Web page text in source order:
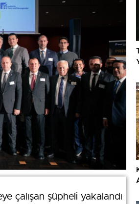
çalışan şüpheli yakalandı
çalışan şüpheli yakalandı